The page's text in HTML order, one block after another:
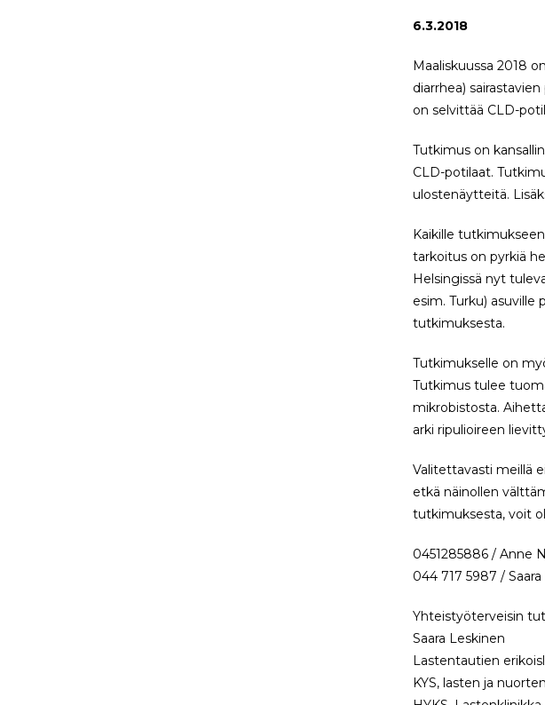
6.3.2018
Maaliskuussa 2018
diarrhea)
on selvittää CLD-
Tutkimus on
CLD-potilaat.
ulostenäytteitä.
Kaikille
tarkoitus on pyrkiä
Helsingissä nyt
esim. Turku) asuville
tutkimuksesta.
Tutkimukselle on
Tutkimus tulee
mikrobistosta.
arki ripulioireen
Valitettavasti meillä
etkä näinollen
tutkimuksesta, voit
0451285886 / Anne
044 717 5987 /
Yhteistyöterveisin
Saara Leskinen
Lastentautien
KYS, lasten ja